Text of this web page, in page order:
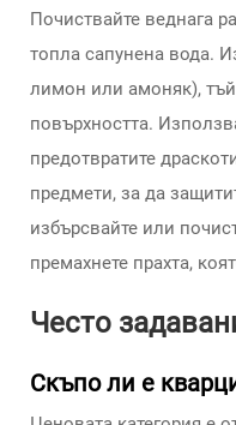
Почиствайте веднага
топла сапунена вода.
лимон или амоняк), тъй
повърхността.
предотвратите
предмети, за да
избърсвайте или
премахнете прахта,
Често
Скъпо ли е